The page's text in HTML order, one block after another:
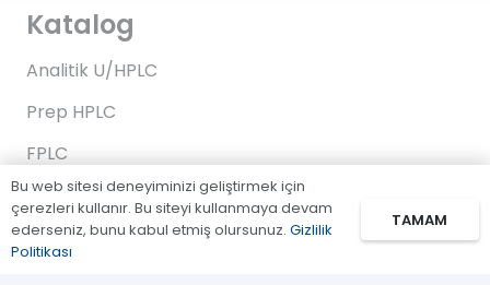
Katalog
Analitik U/HPLC
Prep HPLC
FPLC
Gaz Kromatografi
Standartlar/Reaktifler
Bu web sitesi deneyiminizi geliştirmek için
çerezleri kullanır. Bu siteyi kullanmaya devam
ederseniz, bunu kabul etmiş olursunuz. Gizlilik
Politikası
TAMAM